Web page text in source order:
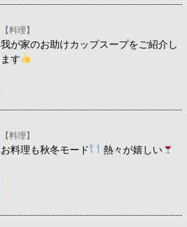
【料理】
我が家のお助けカップスープをご紹介し
ます
【料理】
お料理も秋冬モード 熱々が嬉しい